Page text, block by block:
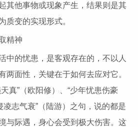
其他事物或现象产生，结果则是其
质变的实现形式。
精神
中的忧患，是客观存在的，不以人
两面性，关键在于如何去应对它。
真”（欧阳修）、“少年忧患伤豪
凌志气衰”（陆游）之句，说的都是
与际遇，身心会受到极大伤害。这